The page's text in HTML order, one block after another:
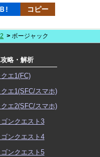
Ｂ! コピー
ボージャック
略・解析
クエ1(FC)
クエ1(SFC/スマホ)
クエ2(SFC/スマホ)
ゴンクエスト3
ゴンクエスト4
ゴンクエスト5